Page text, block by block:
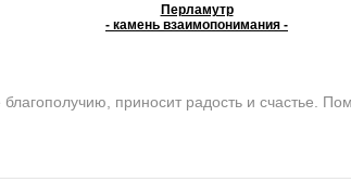
Перламутр
- камень взаимопонимания -
приносит радость и счастье.